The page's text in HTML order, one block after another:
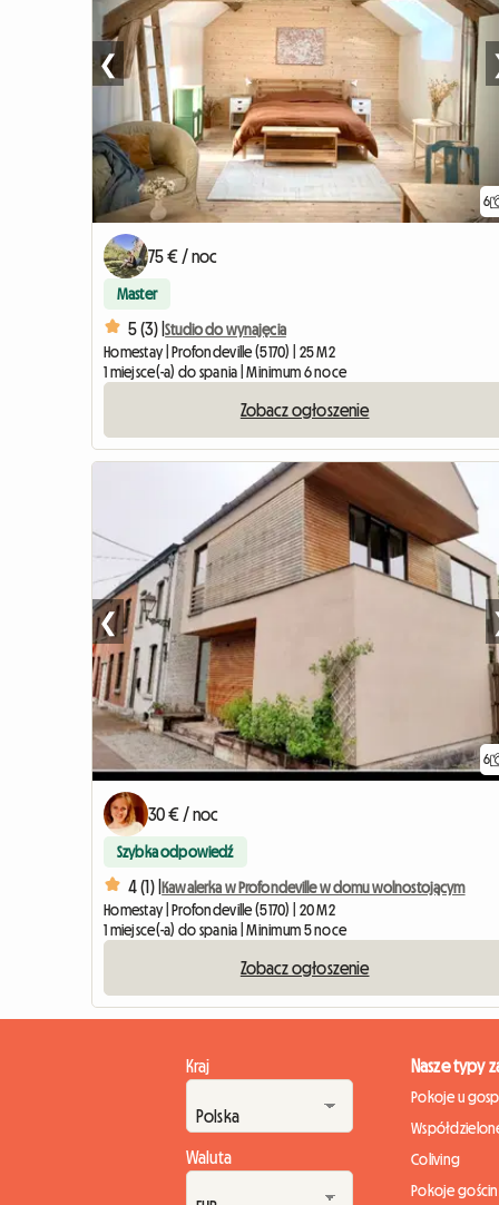
6
❮
75 € / noc
Master
5 (3) |Studio do wynajęcia
Homestay | Profondeville (5170) | 25 M2
1 miejsce(-a) do spania | Minimum 6 noce
Zobacz ogłoszenie
6
❮
30 € / noc
Szybka odpowiedź
4 (1) |Kawalerka w Profondeville w domu wolnostojącym
Homestay | Profondeville (5170) | 20 M2
1 miejsce(-a) do spania | Minimum 5 noce
Zobacz ogłoszenie
Kraj
Waluta
Nasze typy
Pokoje u
Coliving
Pokoje